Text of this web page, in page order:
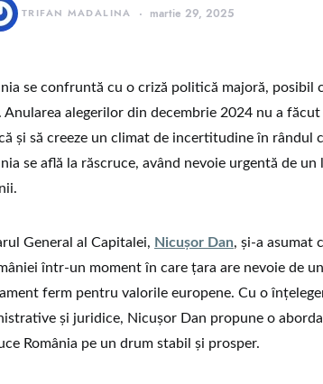
TRIFAN MADALINA martie 29, 2025
se confruntă cu o criză politică majoră, posibil
Anularea alegerilor din decembrie 2024 nu a
şi să creeze un climat de incertitudine în rândul
se află la răscruce, având nevoie urgentă de
General al Capitalei, Nicuşor Dan, şi-a asumat
într-un moment în care țara are nevoie de
ferm pentru valorile europene. Cu o
şi juridice, Nicuşor Dan propune o
România pe un drum stabil şi prosper.